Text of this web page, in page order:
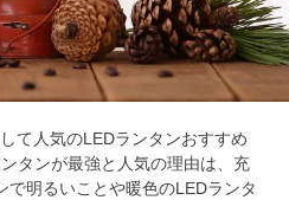
て人気のLEDランタンおすすめ
タンが最強と人気の理由は、充
で明るいことや暖色のLEDランタ